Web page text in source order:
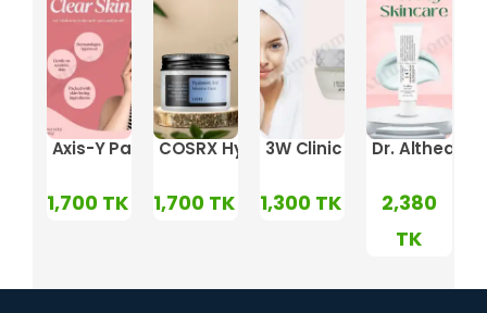
Cream – 50ml
345 Relief Cream – 50ml
Axis-Y Panthenol 10 Skin Smoothing Shield Cream
1,700 TK
COSRX Hyaluronic Acid Intensive
1,700 TK
3W Clinic Collagen
1,300 TK
Dr. Althea
2,380
TK